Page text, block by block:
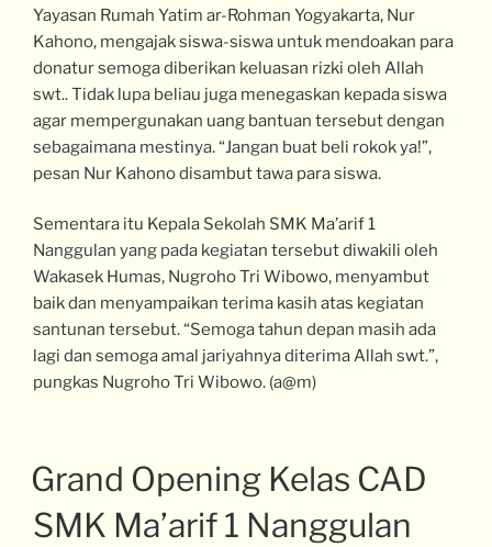
Yayasan Rumah Yatim ar-Rohman Yogyakarta, Nur
Kahono, mengajak siswa-siswa untuk mendoakan para
donatur semoga diberikan keluasan rizki oleh Allah
swt.. Tidak lupa beliau juga menegaskan kepada siswa
agar mempergunakan uang bantuan tersebut dengan
sebagaimana mestinya. “Jangan buat beli rokok ya!”,
pesan Nur Kahono disambut tawa para siswa.
Sementara itu Kepala Sekolah SMK Ma’arif 1
Nanggulan yang pada kegiatan tersebut diwakili oleh
Wakasek Humas, Nugroho Tri Wibowo, menyambut
baik dan menyampaikan terima kasih atas kegiatan
santunan tersebut. “Semoga tahun depan masih ada
lagi dan semoga amal jariyahnya diterima Allah swt.”,
pungkas Nugroho Tri Wibowo. (a@m)
Grand Opening Kelas CAD
SMK Ma’arif 1 Nanggulan